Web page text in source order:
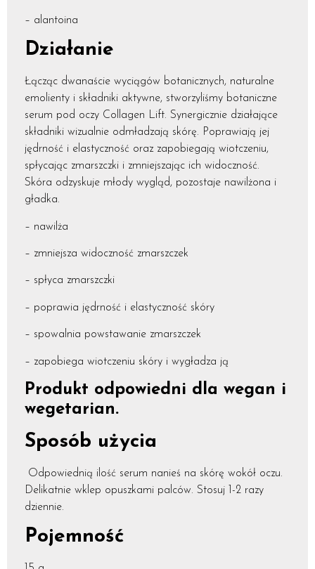
– alantoina
Działanie
Łącząc dwanaście wyciągów botanicznych, naturalne
emolienty i składniki aktywne, stworzyliśmy botaniczne
serum pod oczy Collagen Lift. Synergicznie działające
składniki wizualnie odmładzają skórę. Poprawiają jej
jędrność i elastyczność oraz zapobiegają wiotczeniu,
spłycając zmarszczki i zmniejszając ich widoczność.
Skóra odzyskuje młody wygląd, pozostaje nawilżona i
gładka.
– nawilża
– zmniejsza widoczność zmarszczek
– spłyca zmarszczki
– poprawia jędrność i elastyczność skóry
– spowalnia powstawanie zmarszczek
– zapobiega wiotczeniu skóry i wygładza ją
Produkt odpowiedni dla wegan i
wegetarian.
Sposób użycia
Odpowiednią ilość serum nanieś na skórę wokół oczu.
Delikatnie wklep opuszkami palców. Stosuj 1-2 razy
dziennie.
Pojemność